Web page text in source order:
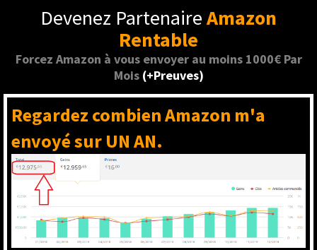
Devenez PartenaireAmazon
Rentable
Forcez Amazon à vous envoyer au moins 1000€ Par
Mois (+Preuves)
Regardez combien Amazon m'a
envoyé sur UN AN.